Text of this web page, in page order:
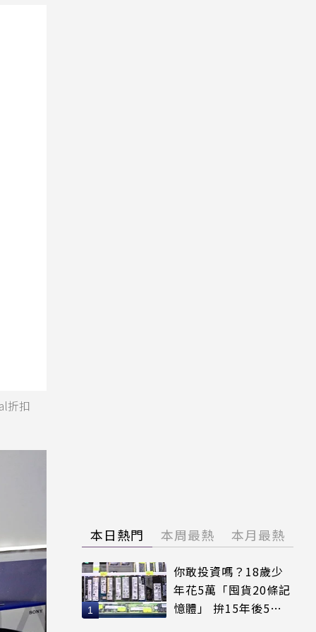
折扣
本日熱門 本周最熱 本月最熱
你敢投資嗎？18歲少
年花5萬「囤貨20條記
憶體」 拚15年後5倍